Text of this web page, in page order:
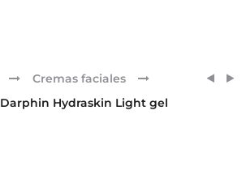
Cremas faciales
Darphin Hydraskin Light gel